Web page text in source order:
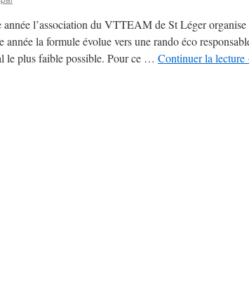
l’association du VTTEAM de St Léger organise
la formule évolue vers une rando éco
le plus faible possible. Pour ce … Continuer la lecture